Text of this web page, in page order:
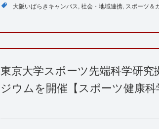
大阪いばらきキャンパス 社会・地域連携 スポーツ＆
東京大学スポーツ先端科学研
ジウムを開催【スポーツ健康科